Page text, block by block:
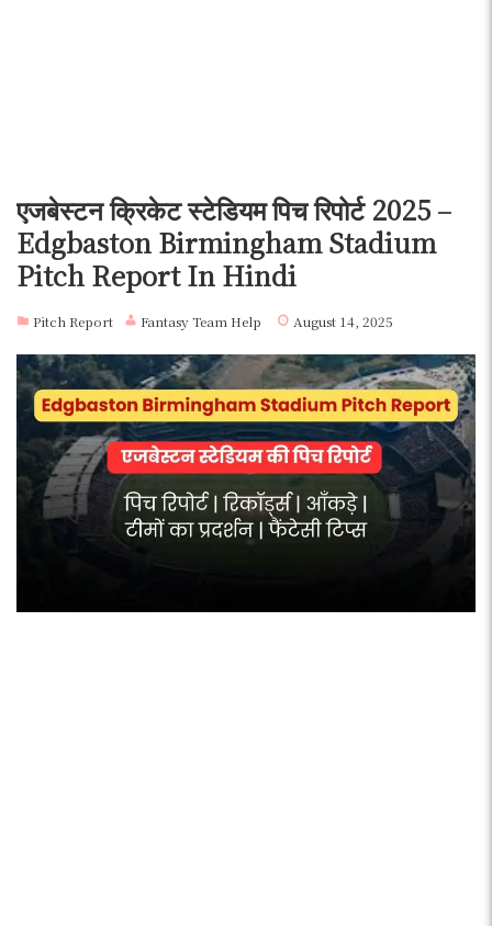
एजबेस्टन क्रिकेट स्टेडियम पिच रिपोर्ट 2025 –
Edgbaston Birmingham Stadium
Pitch Report In Hindi
Pitch Report Fantasy Team Help August 14, 2025